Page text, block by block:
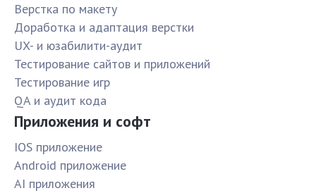
Верстка по макету
Доработка и адаптация верстки
UX- и юзабилити-аудит
Тестирование сайтов и приложений
Тестирование игр
QA и аудит кода
Приложения и софт
IOS приложение
Android приложение
AI приложения